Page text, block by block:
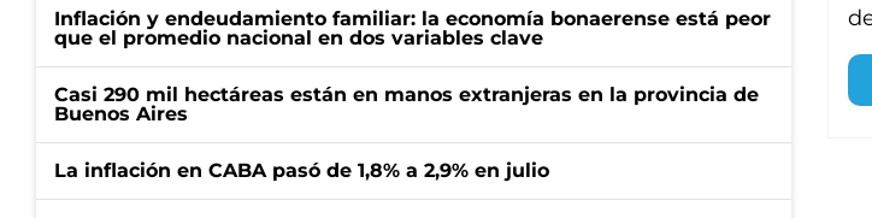
Inflación y endeudamiento familiar: la economía bonaerense está peor
que el promedio nacional en dos variables clave
Casi 290 mil hectáreas están en manos extranjeras en la provincia de
Buenos Aires
La inflación en CABA pasó de 1,8% a 2,9% en julio